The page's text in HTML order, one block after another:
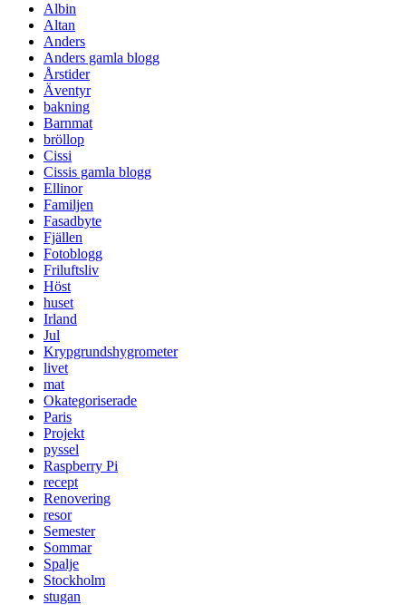
Albin
Altan
Anders
Anders gamla blogg
Årstider
Äventyr
bakning
Barnmat
bröllop
Cissi
Cissis gamla blogg
Ellinor
Familjen
Fasadbyte
Fjällen
Fotoblogg
Friluftsliv
Höst
huset
Irland
Jul
Krypgrundshygrometer
livet
mat
Okategoriserade
Paris
Projekt
pyssel
Raspberry Pi
recept
Renovering
resor
Semester
Sommar
Spalje
Stockholm
stugan